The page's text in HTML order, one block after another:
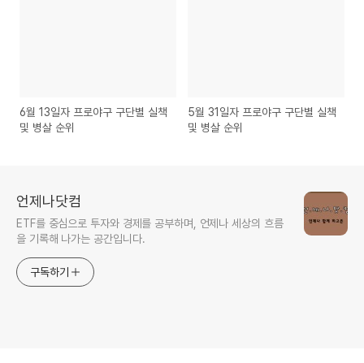
6월 13일자 프로야구 구단별 실책
및 병살 순위
5월 31일자 프로야구 구단별 실책
및 병살 순위
언제나닷컴
ETF를 중심으로 투자와 경제를 공부하며, 언제나 세상의 흐름
을 기록해 나가는 공간입니다.
구독하기